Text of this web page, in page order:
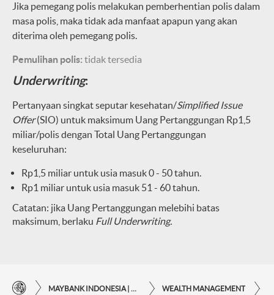
Jika pemegang polis melakukan pemberhentian polis dalam
masa polis, maka tidak ada manfaat apapun yang akan
diterima oleh pemegang polis.
Pemulihan polis: tidak tersedia
Underwriting:
Pertanyaan singkat seputar kesehatan/Simplified Issue
Offer(SIO) untuk maksimum Uang Pertanggungan Rp1,5
miliar/polis dengan Total Uang Pertanggungan
keseluruhan:
Rp1,5 miliar untuk usia masuk 0 - 50 tahun.
Rp1 miliar untuk usia masuk 51 - 60 tahun.
Catatan: jika Uang Pertanggungan melebihi batas
maksimum, berlaku Full Underwriting.
WEALTH MANAGEMENT